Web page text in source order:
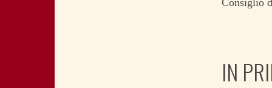
Consiglio
IN